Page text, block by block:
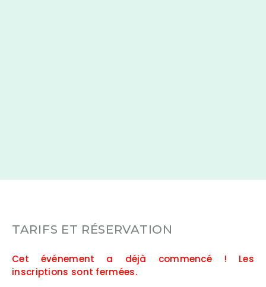
TARIFS ET RÉSERVATION
Cet événement a déjà commencé ! Les
inscriptions sont fermées.